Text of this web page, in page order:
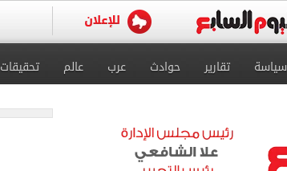
سياسة تقارير حوادث عرب عالم تحقيقات